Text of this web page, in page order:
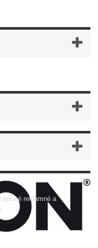
reklamné a